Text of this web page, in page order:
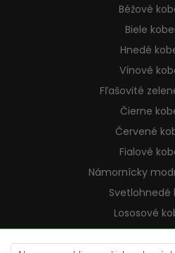
Béžové
Biele
Hnedé
Vínové
Fľašovité
Čierne
Červené
Fialové
Námornícky
Svetlohnedé
Lososové
Krémové